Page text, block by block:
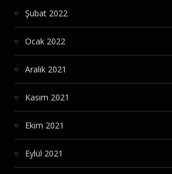
Şubat 2022
Ocak 2022
Aralık 2021
Kasım 2021
Ekim 2021
Eylül 2021